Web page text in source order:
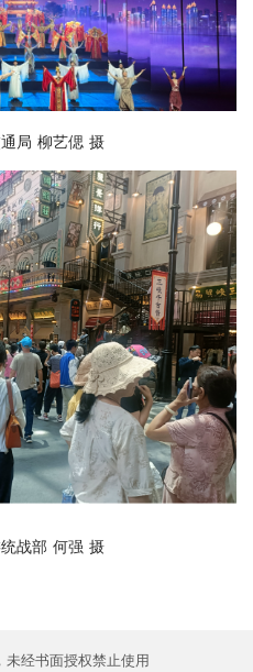
局 柳艺偲 摄
战部 何强 摄
未经书面授权禁止使用